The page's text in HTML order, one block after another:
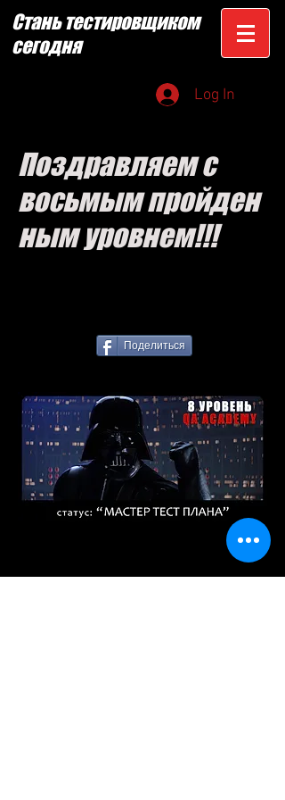
Стань тестировщиком
сегодня
Log In
Поздравляем с
восьмым пройден
ным уровнем!!!
Поделиться